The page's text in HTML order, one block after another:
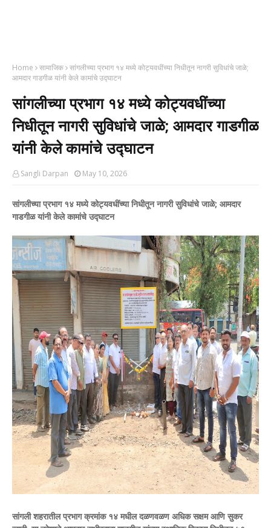
Home सामाजिक सांगलीच्या प्रभाग १४ मध्ये कोट्यवधींच्या निधीतून नागरी सुविधांचे जाळे;
आमदार गाडगीळ यांनी केले कामांचे उद्घाटन
सांगलीच्या प्रभाग १४ मध्ये कोट्यवधींच्या
निधीतून नागरी सुविधांचे जाळे; आमदार गाडगीळ
यांनी केले कामांचे उद्घाटन
Sangli Darpan May 10, 2026
सांगलीच्या प्रभाग १४ मध्ये कोट्यवधींच्या निधीतून नागरी सुविधांचे जाळे; आमदार
गाडगीळ यांनी केले कामांचे उद्घाटन
सांगली शहरातील प्रभाग क्रमांक १४ मधील दळणवळण अधिक सक्षम आणि सुकर